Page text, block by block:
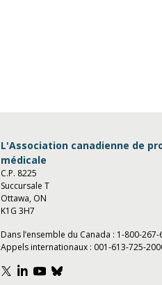
L'Association canadienne de
médicale
C.P. 8225
Succursale T
Ottawa, ON
K1G 3H7
Dans l’ensemble du Canada : 1-800-267-
Appels internationaux : 001-613-725-